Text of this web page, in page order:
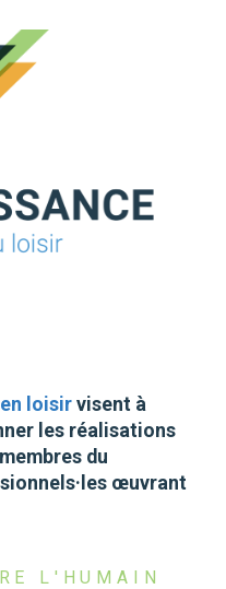
loisir visent à
les réalisations
du
œuvrant
L'HUMAIN